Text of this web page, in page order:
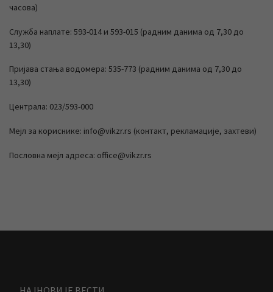
часова)
Служба наплате: 593-014 и 593-015 (радним данима од 7,30 до
13,30)
Пријава стања водомера: 535-773 (радним данима од 7,30 до
13,30)
Централа: 023/593-000
Мејл за кориснике: info@vikzr.rs (контакт, рекламације, захтеви)
Пословна мејл адреса: office@vikzr.rs